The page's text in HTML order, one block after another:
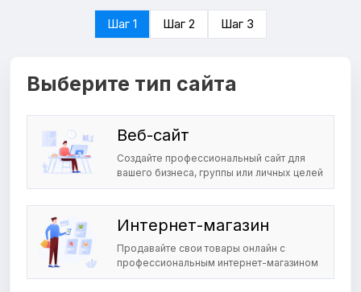
Шаг 1 Шаг 2 Шаг 3
Выберите тип сайта
Веб-сайт
Создайте профессиональный сайт для
вашего бизнеса, группы или личных целей
Интернет-магазин
Продавайте свои товары онлайн с
профессиональным интернет-магазином